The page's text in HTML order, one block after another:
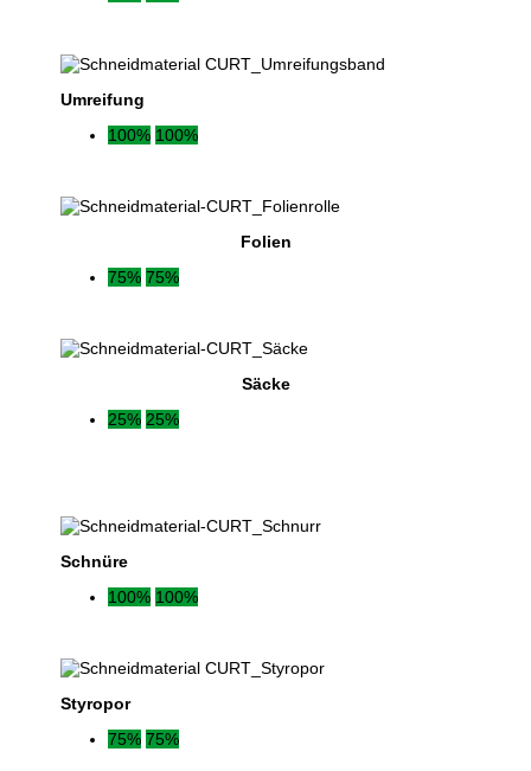
Umreifung
100% 100%
Folien
75% 75%
Säcke
25% 25%
Schnüre
100% 100%
Styropor
75% 75%